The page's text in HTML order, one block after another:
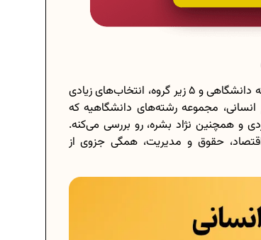
رشته‌های علوم انسانی در دانشگاه، تنوع خیلی بالایی دارن و با 80 رشته دانشگاهی و 5 زیر گروه، انتخاب‌های زیادی
انسانی، مجموعه‌ رشته‌های دانشگاهیه که
و همچنین نژاد بشره، رو بررسی می‌کنه.
حقوق و مدیریت، همگی جزوی از